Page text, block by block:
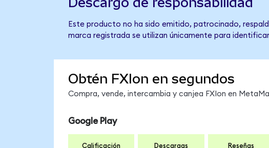
Este producto no ha sido emitido, patrocinado,
marca registrada se utilizan únicamente para
Obtén FXIon en segundos
Compra, vende, intercambia y canjea FXIon en
Google Play
Calificación Descargas Reseñas